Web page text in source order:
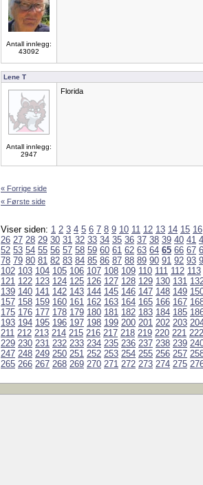
Antall innlegg:
43092
Lene T
Antall innlegg:
2947
Florida
« Forrige side
« Første side
Viser siden: 1 2 3 4 5 6 7 8 9 10 11 12 13 14 15 16
26 27 28 29 30 31 32 33 34 35 36 37 38 39 40 41
52 53 54 55 56 57 58 59 60 61 62 63 64 65 66 67
78 79 80 81 82 83 84 85 86 87 88 89 90 91 92 93
102 103 104 105 106 107 108 109 110 111 112 113
121 122 123 124 125 126 127 128 129 130 131
139 140 141 142 143 144 145 146 147 148 149
157 158 159 160 161 162 163 164 165 166 167
175 176 177 178 179 180 181 182 183 184 185
193 194 195 196 197 198 199 200 201 202 203
211 212 213 214 215 216 217 218 219 220 221 222
229 230 231 232 233 234 235 236 237 238 239
247 248 249 250 251 252 253 254 255 256 257
265 266 267 268 269 270 271 272 273 274 275